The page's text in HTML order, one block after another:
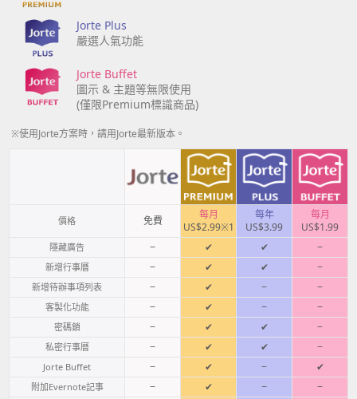
Jorte Plus
嚴選人氣功能
Jorte Buffet
圖示 & 主題等無限使用
(僅限Premium標識商品)
※使用Jorte方案時，請用Jorte最新版本。
價格 免費
每月
US$2.99※1
每年
US$3.99
每月
US$1.99
隱藏廣告 − ✔ ✔ −
新增行事曆 − ✔ ✔ −
新增待辦事項列表 − ✔ − −
客製化功能 − ✔ − −
密碼鎖 − ✔ ✔ −
私密行事曆 − ✔ ✔ −
Jorte Buffet − ✔ − ✔
附加Evernote記事 − ✔ − −